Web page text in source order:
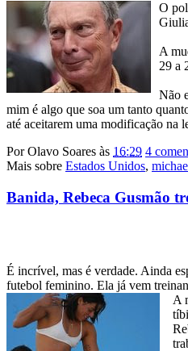
O
A
29 a
Não
mim é algo que soa um tanto
até aceitarem uma modificação na
PorOlavo Soares às 16:29 4
Mais sobre Estados Unidos,
Banida, Rebeca Gusmão
É incrível, mas é verdade. Ainda
futebol feminino. Ela já vem
A